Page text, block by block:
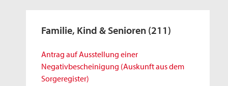
Familie, Kind & Senioren (211)
Antrag auf Ausstellung einer
Negativbescheinigung (Auskunft aus dem
Sorgeregister)